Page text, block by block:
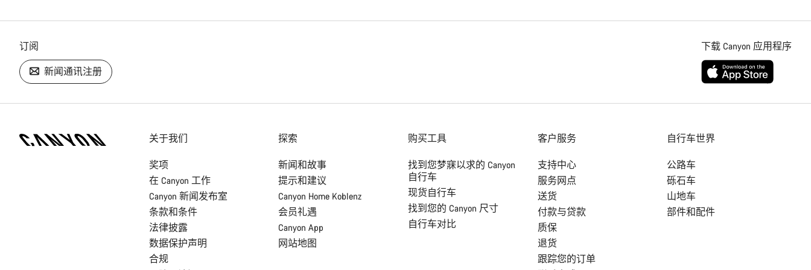
订阅
新闻通讯注册
下载 Canyon 应用程序
关于我们
奖项
在 Canyon 工作
Canyon 新闻发布室
条款和条件
法律披露
数据保护声明
合规
探索
新闻和故事
提示和建议
Canyon Home Koblenz
会员礼遇
Canyon App
网站地图
购买工具
找到您梦寐以求的 Canyon
自行车
现货自行车
找到您的 Canyon 尺寸
自行车对比
客户服务
支持中心
服务网点
送货
付款与贷款
质保
退货
跟踪您的订单
自行车世界
公路车
砾石车
山地车
部件和配件